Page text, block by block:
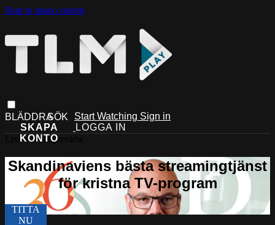
Skip to main content
Start Watching Sign in
Live stream preview